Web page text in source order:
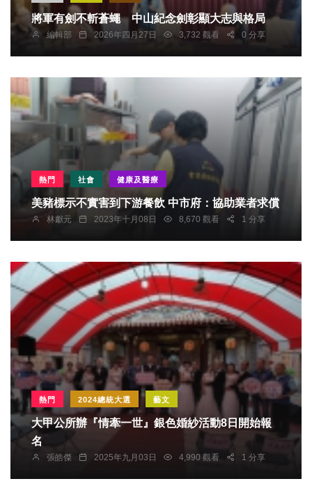
將軍有劍不斬蒼蠅 中山紀念劍彰顯大志與格局
編輯部 2026年四月27日 3,732 觀看 0 分享
熱門 社會 健康及醫療
美豬標示不實害到下游餐飲 中市府：協助業者求償
林獻元 2023年十月08日 8,670 觀看 1 分享
熱門 2024總統大選 藝文
大甲公所辦『情牽一世』銀色婚紗活動8日開始報
名
張皓傑 2025年九月03日 4,990 觀看 1 分享